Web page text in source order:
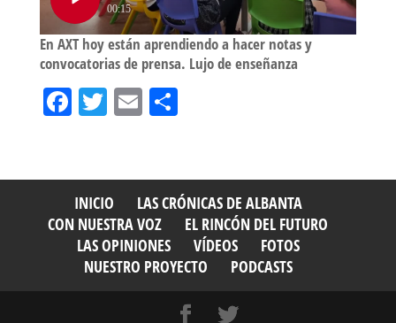
En AXT hoy están aprendiendo a hacer notas y
convocatorias de prensa. Lujo de enseñanza
Fa
ok
T
er
E Sh
INICIO
LAS CRÓNICAS DE ALBANTA
CON NUESTRA VOZ
EL RINCÓN DEL FUTURO
LAS OPINIONES
VÍDEOS
FOTOS
NUESTRO PROYECTO
PODCASTS